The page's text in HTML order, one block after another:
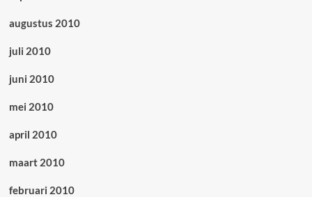
augustus 2010
juli 2010
juni 2010
mei 2010
april 2010
maart 2010
februari 2010